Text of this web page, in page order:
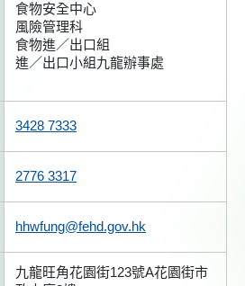
食物安全中心
風險管理科
食物進／出口組
進／出口小組九龍辦事處
3428 7333
2776 3317
hhwfung@fehd.gov.hk
九龍旺角花園街123號A花園街市